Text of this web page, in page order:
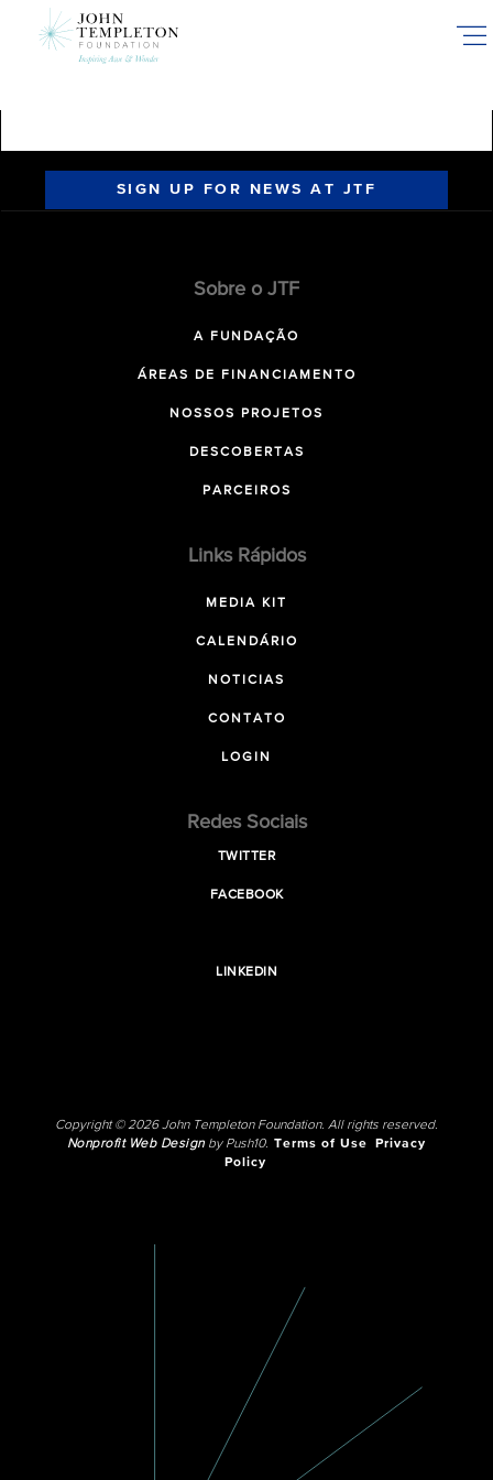
SIGN UP FOR NEWS AT JTF
Sobre o JTF
A FUNDAÇÃO
ÁREAS DE FINANCIAMENTO
NOSSOS PROJETOS
DESCOBERTAS
PARCEIROS
Links Rápidos
MEDIA KIT
CALENDÁRIO
NOTICIAS
CONTATO
LOGIN
Redes Sociais
TWITTER
FACEBOOK
LINKEDIN
Copyright © 2026 John Templeton Foundation. All rights reserved.
Nonprofit Web Designby Push10. Terms of Use
Privacy
Policy